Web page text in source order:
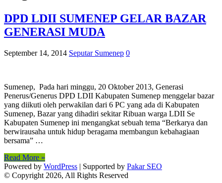
DPD LDII SUMENEP GELAR BAZAR
GENERASI MUDA
September 14, 2014 Seputar Sumenep 0
Sumenep, Pada hari minggu, 20 Oktober 2013, Generasi
Penerus/Generus DPD LDII Kabupaten Sumenep menggelar bazar
yang diikuti oleh perwakilan dari 6 PC yang ada di Kabupaten
Sumenep, Bazar yang dihadiri sekitar Ribuan warga LDII Se
Kabupaten Sumenep ini mengangkat sebuah tema “Berkarya dan
berwirausaha untuk hidup beragama membangun kebahagiaan
bersama” …
Read More »
Powered by WordPress | Supported by Pakar SEO
© Copyright 2026, All Rights Reserved